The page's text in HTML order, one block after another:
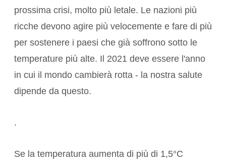
prossima crisi, molto più letale. Le nazioni più
ricche devono agire più velocemente e fare di più
per sostenere i paesi che già soffrono sotto le
temperature più alte. Il 2021 deve essere l'anno
in cui il mondo cambierà rotta - la nostra salute
dipende da questo.
.
Se la temperatura aumenta di più di 1,5°C